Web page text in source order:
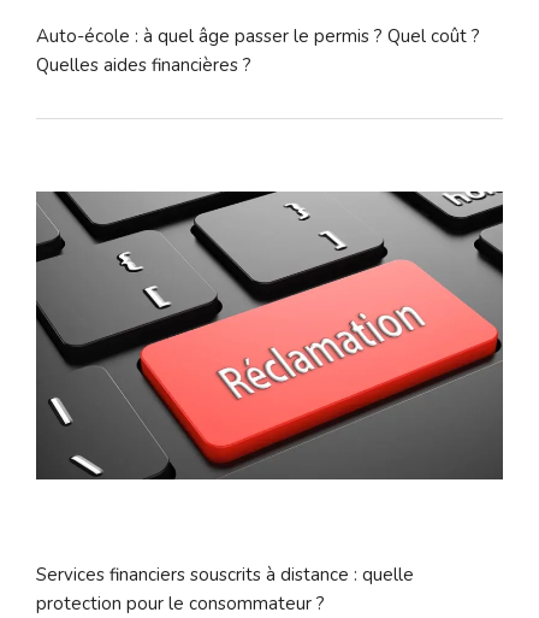
Auto-école : à quel âge passer le permis ? Quel coût ?
Quelles aides financières ?
Services financiers souscrits à distance : quelle
protection pour le consommateur ?